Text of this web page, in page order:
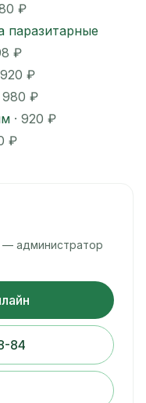
₽
паразитарные
₽
920 ₽
980 ₽
· 920 ₽
₽
администратор
84